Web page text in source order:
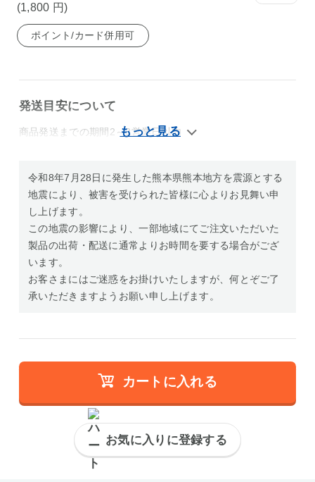
(1,800 円)
ポイント/カード併用可
発送目安について
商品発送までの期間2～3営業日以内
令和8年7月28日に発生した熊本県熊本地方を震源とする
地震により、被害を受けられた皆様に心よりお見舞い申
し上げます。
この地震の影響により、一部地域にてご注文いただいた
製品の出荷・配送に通常よりお時間を要する場合がござ
います。
お客さまにはご迷惑をお掛けいたしますが、何とぞご了
承いただきますようお願い申し上げます。
カートに入れる
お気に入りに登録する